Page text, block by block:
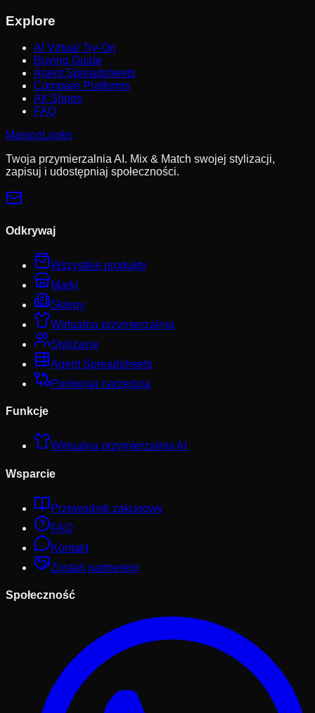
Explore
AI Virtual Try-On
Buying Guide
Agent Spreadsheets
Compare Platforms
All Shops
FAQ
MaisonLooks
Twoja przymierzalnia AI. Mix & Match swojej stylizacji,
zapisuj i udostępniaj społeczności.
Odkrywaj
Wszystkie produkty
Marki
Sklepy
Wirtualna przymierzalnia
Stylizacje
Agent Spreadsheets
Porównaj narzędzia
Funkcje
Wirtualna przymierzalnia AI
Wsparcie
Przewodnik zakupowy
FAQ
Kontakt
Zostań partnerem
Społeczność